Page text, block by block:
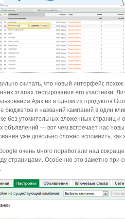
считать, что новый интерфейс похож
этапах тестирования его участники.
Ajax ни в одном из продуктов
бюджетов и названий кампаний в один
без утомительных вложенных страниц и
объявлений — вот чем встречает нас
уже довольно сложно вспомнить,
очень много поработали над
страницами. Особенно это заметно при